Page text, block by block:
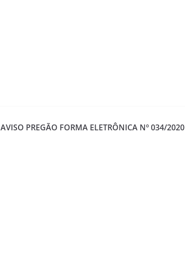
AVISO PREGÃO FORMA ELETRÔNICA Nº 034/2020